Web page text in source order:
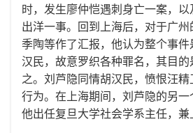
时，发生廖仲恺遇刺身亡一案，以
出洋一事。回到上海后，对于广
季陶等作了汇报，他认为整个事件
汉民，故意罗织各种罪名，其目
之。刘芦隐同情胡汉民，愤恨汪
行为。在上海期间，刘芦隐的另一
他出任复旦大学社会学系主任，兼